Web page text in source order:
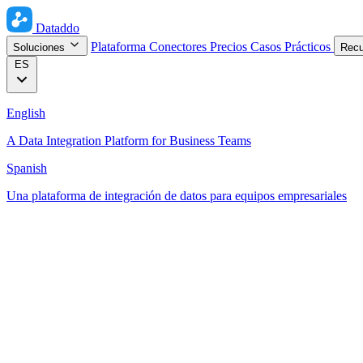
Dataddo
Soluciones Plataforma Conectores Precios Casos Prácticos
ES
English
A Data Integration Platform for Business Teams
Spanish
Una plataforma de integración de datos para equipos empresariales